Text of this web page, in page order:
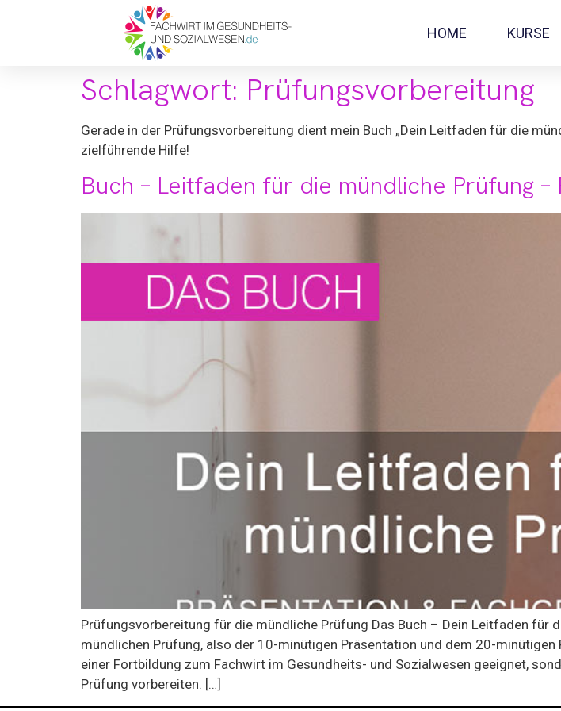
HOME KURSE
Schlagwort: Prüfungsvorbereitung
Gerade in der Prüfungsvorbereitung dient mein Buch „Dein Leitfaden für die
zielführende Hilfe!
Buch – Leitfaden für die mündliche Prüfung
Prüfungsvorbereitung für die mündliche Prüfung Das Buch – Dein Leitfaden
mündlichen Prüfung, also der 10-minütigen Präsentation und dem 20-
einer Fortbildung zum Fachwirt im Gesundheits- und Sozialwesen geeignet,
Prüfung vorbereiten. […]